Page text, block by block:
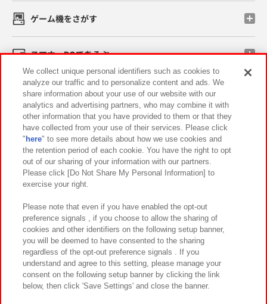
ゲーム機をさがす
スマホ・PCであそぶ
イベント・キャンペーン
関連会社 サステナビリティ サイトポリシー
プライバシーポリシー ウェブアクセシビリティ方針と検証結果
お取引先さまとともに
カスタマーハラスメント対応方針 よくあるご質問・お問い合わせ
©Bandai Namco Amusement Inc.
We collect unique personal identifiers such as cookies to
analyze our traffic and to personalize content and ads. We
share information about your use of our website with our
analytics and advertising partners, who may combine it with
other information that you have provided to them or that they
have collected from your use of their services. Please click
" here" to see more details about how we use cookies and
the retention period of each cookie. You have the right to opt
out of our sharing of your information with our partners.
Please click [Do Not Share My Personal Information] to
exercise your right.
Please note that even if you have enabled the opt-out
preference signals , if you choose to allow the sharing of
cookies and other identifiers on the following setup banner,
you will be deemed to have consented to the sharing
regardless of the opt-out preference signals . If you
understand and agree to this setting, please manage your
consent on the following setup banner by clicking the link
below, then click 'Save Settings' and close the banner.